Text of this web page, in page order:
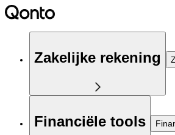
Zakelijke rekening
Financiële tools